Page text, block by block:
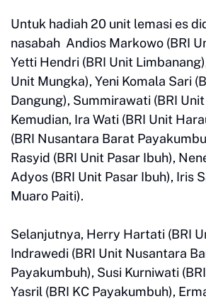
Untuk hadiah 20 unit lemasi es
nasabah Andios Markowo (BRI
Yetti Hendri (BRI Unit
Unit Mungka), Yeni Komala Sari
Dangung), Summirawati (BRI
Kemudian, Ira Wati (BRI Unit
(BRI Nusantara Barat
Rasyid (BRI Unit Pasar Ibuh),
Adyos (BRI Unit Pasar Ibuh), Iris
Muaro Paiti).
Selanjutnya, Herry Hartati (BRI
Indrawedi (BRI Unit Nusantara
Payakumbuh), Susi Kurniwati
Yasril (BRI KC Payakumbuh),